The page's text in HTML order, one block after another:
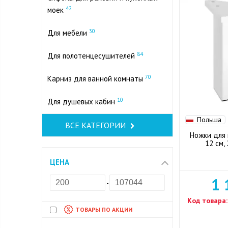
моек 42
Для мебели 30
Для полотенцесушителей 84
Карниз для ванной комнаты 70
Для душевых кабин 10
ВСЕ КАТЕГОРИИ
ЦЕНА
-
ТОВАРЫ ПО АКЦИИ
Польша
Ножки для
12 см,
1
Код товара: